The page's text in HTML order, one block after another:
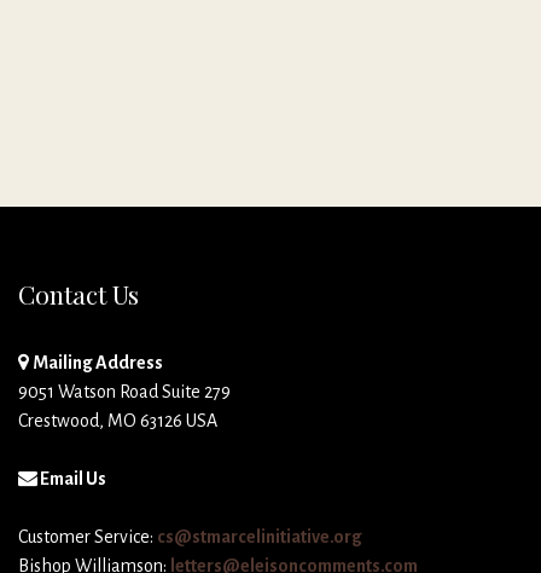
Contact Us
Mailing Address
9051 Watson Road Suite 279
Crestwood, MO 63126 USA
Email Us
Customer Service: cs@stmarcelinitiative.org
Bishop Williamson: letters@eleisoncomments.com